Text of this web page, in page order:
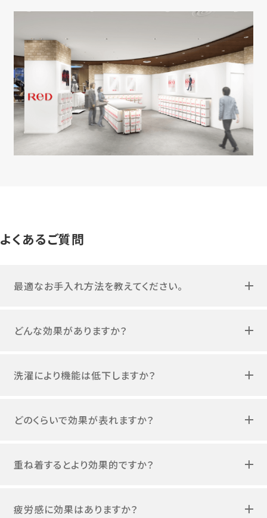
よくあるご質問
最適なお手入れ方法を教えてください。
どんな効果がありますか？
洗濯により機能は低下しますか？
どのくらいで効果が表れますか？
重ね着するとより効果的ですか？
疲労感に効果はありますか？